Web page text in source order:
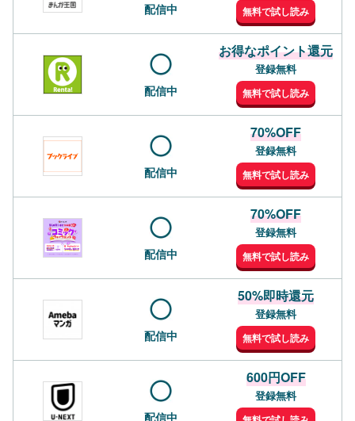
配信中 無料で試し読み
配信中
お得なポイント還元
登録無料
無料で試し読み
配信中
70%OFF
登録無料
無料で試し読み
配信中
70%OFF
登録無料
無料で試し読み
配信中
50%即時還元
登録無料
無料で試し読み
配信中
600円OFF
登録無料